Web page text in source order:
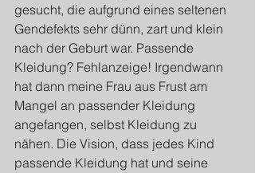
gesucht, die aufgrund eines seltenen
Gendefekts sehr dünn, zart und klein
nach der Geburt war. Passende
Kleidung? Fehlanzeige! Irgendwann
hat dann meine Frau aus Frust am
Mangel an passender Kleidung
angefangen, selbst Kleidung zu
nähen. Die Vision, dass jedes Kind
passende Kleidung hat und seine